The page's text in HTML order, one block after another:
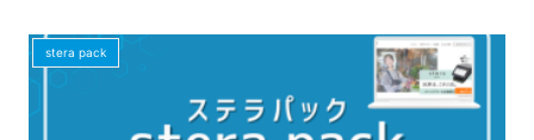
stera pack